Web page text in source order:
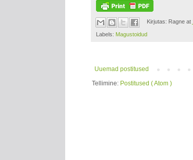
Kirjutas: Ragne at
Labels: Magustoidud
Uuemad postitused
Tellimine: Postitused ( Atom )